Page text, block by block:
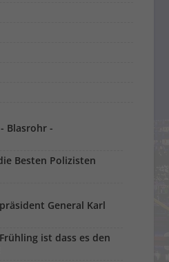
Blasrohr -
Besten Polizisten
General Karl
ist dass es den